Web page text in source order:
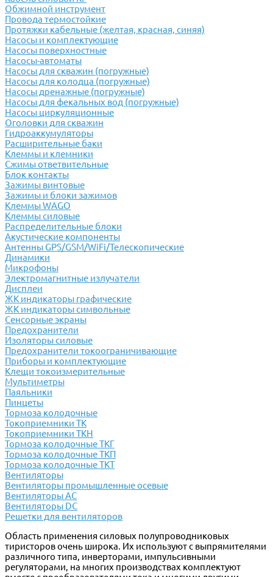
Обжимной инструмент
Провода термостойкие
Протяжки кабельные (желтая, красная, синяя)
Насосы и комплектующие
Насосы поверхностные
Насосы-автоматы
Насосы для скважин (погружные)
Насосы для колодца (погружные)
Насосы дренажные (погружные)
Насосы для фекальных вод (погружные)
Насосы циркуляционные
Оголовки для скважин
Гидроаккумуляторы
Расширительные баки
Клеммы и клемники
Cжимы ответвительные
Блок контакты
Зажимы винтовые
Зажимы и блоки зажимов
Клеммы WAGO
Клеммы силовые
Распределительные блоки
Акустические компоненты
Антенны GPS/GSM/WiFi/Телескопические
Динамики
Микрофоны
Электромагнитные излучатели
Дисплеи
ЖК индикаторы графические
ЖК индикаторы символьные
Сенсорные экраны
Предохранители
Изоляторы силовые
Предохранители токоограничивающие
Приборы и комплектующие
Клещи токоизмерительные
Мультиметры
Паяльники
Пинцеты
Тормоза колодочные
Токоприемники ТК
Токоприемники ТКН
Тормоза колодочные ТКГ
Тормоза колодочные ТКП
Тормоза колодочные ТКТ
Вентиляторы
Вентиляторы промышленные осевые
Вентиляторы АС
Вентиляторы DC
Решетки для вентиляторов
Область применения силовых полупроводниковых
тиристоров очень широка. Их используют с выпрямителями
различного типа, инверторами, импульсивными
регуляторами, на многих производствах комплектуют